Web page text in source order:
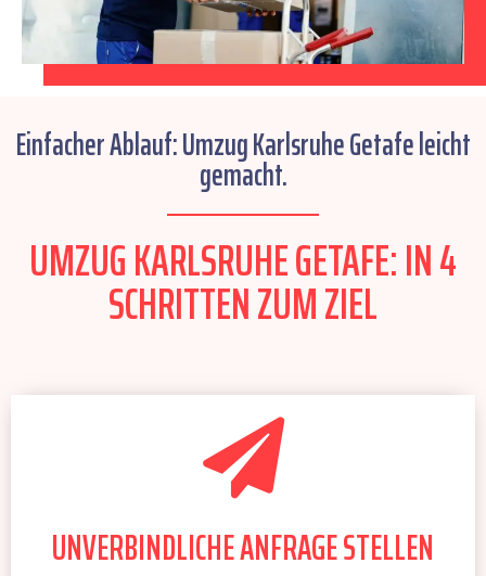
Einfacher Ablauf: Umzug Karlsruhe Getafe leicht
gemacht.
UMZUG KARLSRUHE GETAFE: IN 4
SCHRITTEN ZUM ZIEL
UNVERBINDLICHE ANFRAGE STELLEN